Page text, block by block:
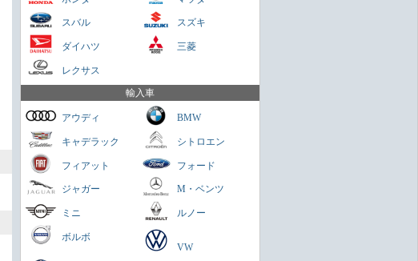
スバル スズキ
ダイハツ 三菱
レクサス
輸入車
アウディ BMW
キャデラック シトロエン
フィアット フォード
ジャガー M・ベンツ
ミニ ルノー
ボルボ
VW
今や貴重なセダンだが800万円は高いかも
さくらもち
家族を乗せられる男のロマン
コンパクトスペシャリティーSUV
まさに陸の巡洋艦